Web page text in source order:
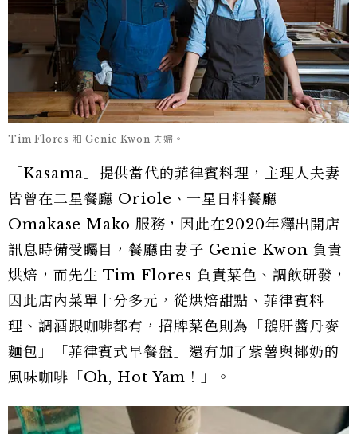
Tim Flores 和 Genie Kwon 夫婦。
「Kasama」提供當代的菲律賓料理，主理人夫妻
皆曾在二星餐廳 Oriole、一星日料餐廳
Omakase Mako 服務，因此在2020年釋出開店
訊息時備受矚目，餐廳由妻子 Genie Kwon 負責
烘焙，而先生 Tim Flores 負責菜色、調飲研發，
因此店內菜單十分多元，從烘焙甜點、菲律賓料
理、調酒跟咖啡都有，招牌菜色則為「鵝肝醬丹麥
麵包」「菲律賓式早餐盤」還有加了紫薯與椰奶的
風味咖啡「Oh, Hot Yam！」。